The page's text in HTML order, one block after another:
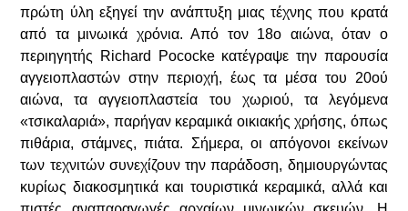
πρώτη ύλη εξηγεί την ανάπτυξη μιας τέχνης που κρατά
από τα μινωικά χρόνια. Από τον 18ο αιώνα, όταν ο
περιηγητής Richard Pococke κατέγραψε την παρουσία
αγγειοπλαστών στην περιοχή, έως τα μέσα του 20ού
αιώνα, τα αγγειοπλαστεία του χωριού, τα λεγόμενα
«τσικαλαριά», παρήγαν κεραμικά οικιακής χρήσης, όπως
πιθάρια, στάμνες, πιάτα. Σήμερα, οι απόγονοι εκείνων
των τεχνιτών συνεχίζουν την παράδοση, δημιουργώντας
κυρίως διακοσμητικά και τουριστικά κεραμικά, αλλά και